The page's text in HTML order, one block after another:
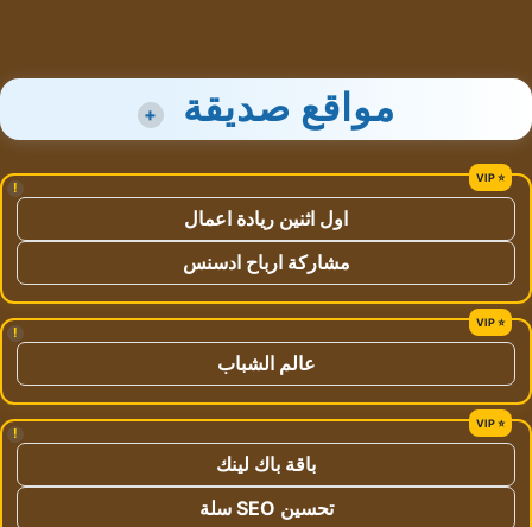
مواقع صديقة +
!
اول اثنين ريادة اعمال
مشاركة ارباح ادسنس
!
عالم الشباب
!
باقة باك لينك
تحسين SEO سلة